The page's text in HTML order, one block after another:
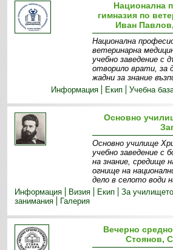
Национална
гимназия по
Иван
Национална
ветеринарна
учебно заведение с
отворило врати, за
жадни за знание
Информация
Екип Учебна
Основно
Основно училище
учебно заведение с
на знание, средище
огнище на
дело в селото води
Информация
Визия Екип За училището
занимания
Галерия
Вечерно
Стоянов,